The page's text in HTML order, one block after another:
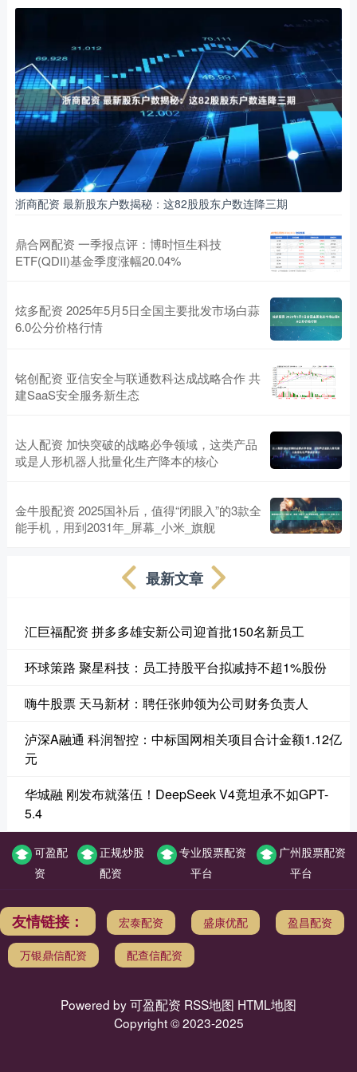
浙商配资 最新股东户数揭秘：这82股股东户数连降三期
鼎合网配资 一季报点评：博时恒生科技
ETF(QDII)基金季度涨幅20.04%
炫多配资 2025年5月5日全国主要批发市场白蒜
6.0公分价格行情
铭创配资 亚信安全与联通数科达成战略合作 共
建SaaS安全服务新生态
达人配资 加快突破的战略必争领域，这类产品
或是人形机器人批量化生产降本的核心
金牛股配资 2025国补后，值得“闭眼入”的3款全
能手机，用到2031年_屏幕_小米_旗舰
最新文章
汇巨福配资 拼多多雄安新公司迎首批150名新员工
环球策路 聚星科技：员工持股平台拟减持不超1%股份
嗨牛股票 天马新材：聘任张帅领为公司财务负责人
泸深A融通 科润智控：中标国网相关项目合计金额1.12亿
元
华城融 刚发布就落伍！DeepSeek V4竟坦承不如GPT-
5.4
可盈配
资
正规炒股
配资
专业股票配资
平台
广州股票配资
平台
友情链接： 宏泰配资 盛康优配 盈昌配资
万银鼎信配资 配查信配资
Powered by可盈配资 RSS地图 HTML地图
Copyright© 2023-2025